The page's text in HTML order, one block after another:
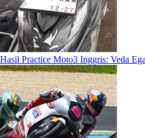
Hasil Practice Moto3 Inggris: Veda